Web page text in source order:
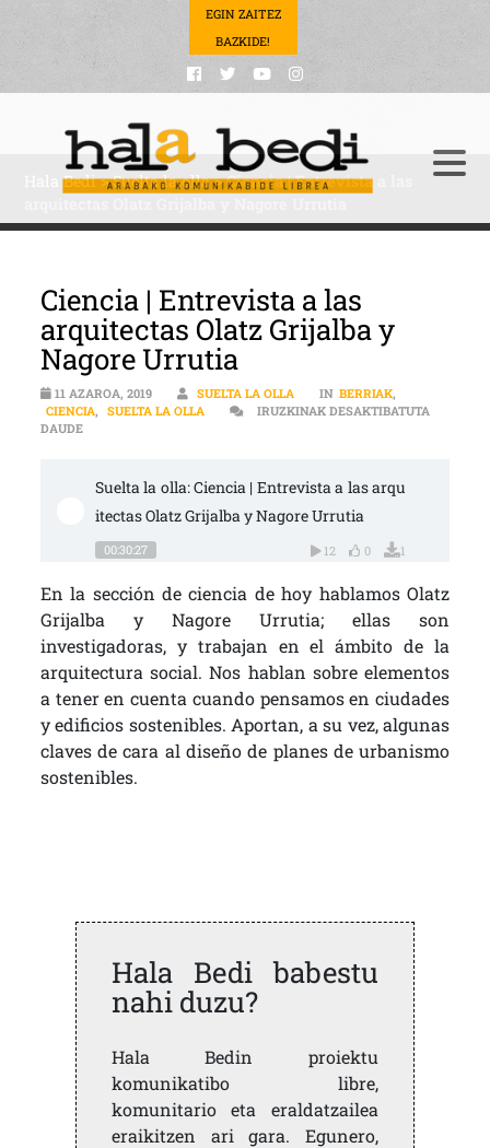
EGIN ZAITEZ
BAZKIDE!
Hala Bedi>Suelta la olla>Ciencia | Entrevista a las
Ciencia | Entrevista a las
arquitectas Olatz Grijalba y
Nagore Urrutia
11 AZAROA, 2019 SUELTA LA OLLA IN BERRIAK,
CIENCIA, SUELTA LA OLLA
IRUZKINAK DESAKTIBATUTA
DAUDECIENCIA | ENTREVISTA A LAS ARQUITECTAS OLATZ GRIJALBA Y
Suelta la olla: Ciencia | Entrevista a las arqu
itectas Olatz Grijalba y Nagore Urrutia
00:30:27 12 0 1
En la sección de ciencia de hoy hablamos Olatz
Grijalba y Nagore Urrutia; ellas son
investigadoras, y trabajan en el ámbito de la
arquitectura social. Nos hablan sobre elementos
a tener en cuenta cuando pensamos en ciudades
y edificios sostenibles. Aportan, a su vez, algunas
claves de cara al diseño de planes de urbanismo
sostenibles.
Hala Bedi babestu
nahi duzu?
Hala Bedin proiektu
komunikatibo libre,
komunitario eta eraldatzailea
eraikitzen ari gara. Egunero,